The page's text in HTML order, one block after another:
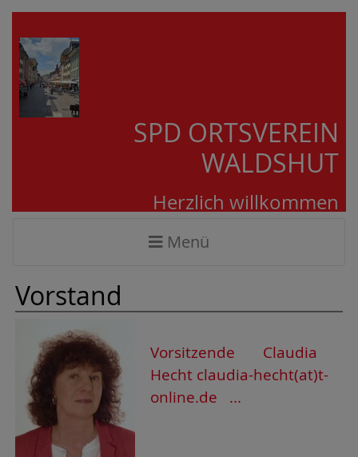
SPD ORTSVEREIN
WALDSHUT
Herzlich willkommen
Menü
Vorstand
Vorsitzende Claudia
Hecht claudia-hecht(at)t-
online.de ...